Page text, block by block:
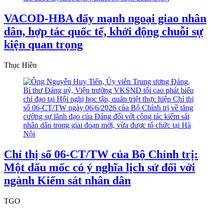
VACOD-HBA đẩy mạnh ngoại giao nhân
dân, hợp tác quốc tế, khởi động chuỗi sự
kiện quan trọng
Thục Hiền
Chỉ thị số 06-CT/TW của Bộ Chính trị:
Một dấu mốc có ý nghĩa lịch sử đối với
ngành Kiểm sát nhân dân
TGO